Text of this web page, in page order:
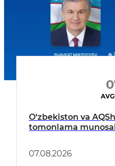
O‘zbekiston va
tomonlama
07.08.2026